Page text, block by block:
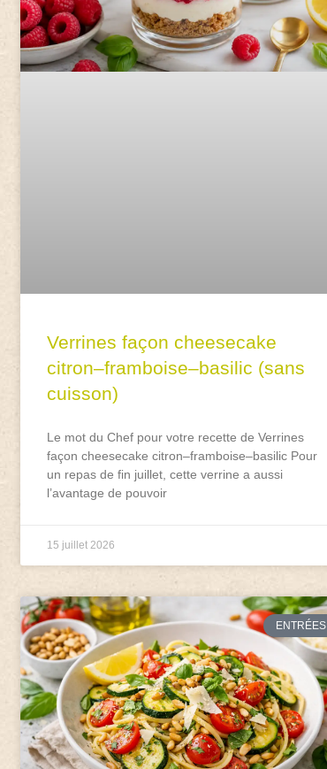
Verrines façon cheesecake
citron–framboise–basilic (sans
cuisson)
Le mot du Chef pour votre recette de Verrines
façon cheesecake citron–framboise–basilic Pour
un repas de fin juillet, cette verrine a aussi
l’avantage de pouvoir
15 juillet 2026
ENTRÉES